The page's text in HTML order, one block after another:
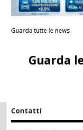
Guarda tutte le news
Guarda
Contatti